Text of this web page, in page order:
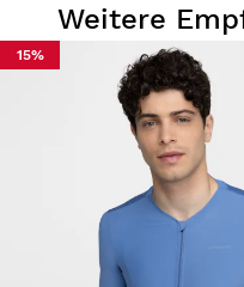
Weitere
15%